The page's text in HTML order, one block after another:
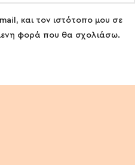
και τον ιστότοπο μου σε
φορά που θα σχολιάσω.